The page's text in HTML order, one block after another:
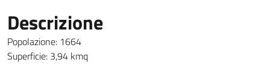
Descrizione
Popolazione: 1664
Superficie: 3,94 kmq